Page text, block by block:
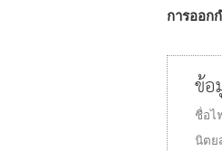
การออก
ข้อ
ชื่อไ
นิตย